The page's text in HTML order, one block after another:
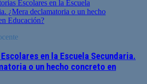
en la Escuela Secundaria.
o un hecho concreto en